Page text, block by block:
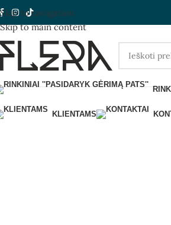
Skip to navigation
Skip to main content
KLIENTAMS